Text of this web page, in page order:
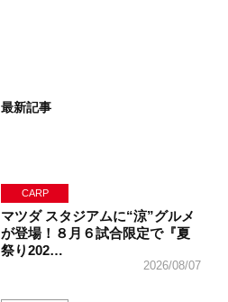
最新記事
CARP
マツダ スタジアムに“涼”グルメ
が登場！８月６試合限定で『夏
祭り202…
2026/08/07